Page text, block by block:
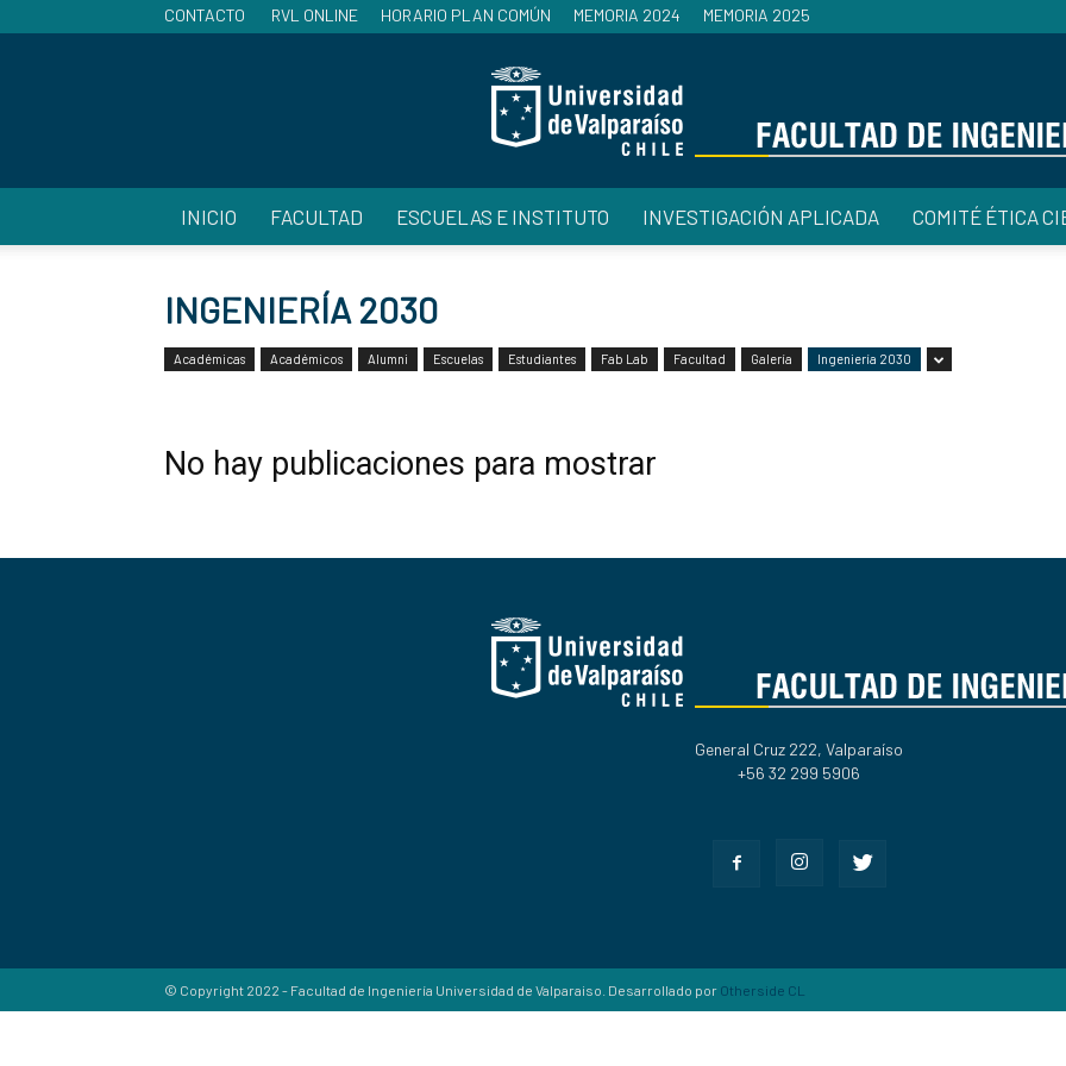
CONTACTO RVL ONLINE HORARIO PLAN COMÚN MEMORIA 2024 MEMORIA 2025
INICIO FACULTAD ESCUELAS E INSTITUTO INVESTIGACIÓN APLICADA COMITÉ ÉTICA
INGENIERÍA 2030
Académicas Académicos Alumni Escuelas Estudiantes Fab Lab Facultad Galería Ingeniería 2030
No hay publicaciones para mostrar
General Cruz 222, Valparaíso
+56 32 299 5906
© Copyright 2022 - Facultad de Ingeniería Universidad de Valparaiso. Desarrollado por Otherside CL